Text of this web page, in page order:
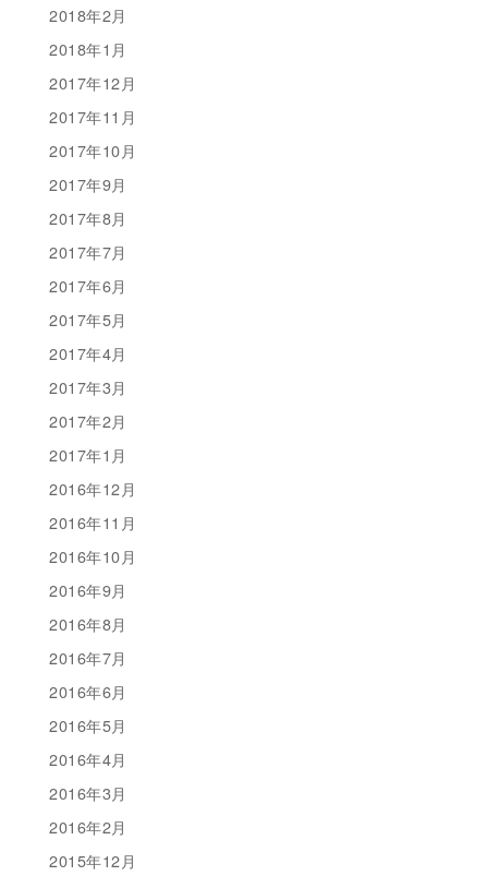
2018年2月
2018年1月
2017年12月
2017年11月
2017年10月
2017年9月
2017年8月
2017年7月
2017年6月
2017年5月
2017年4月
2017年3月
2017年2月
2017年1月
2016年12月
2016年11月
2016年10月
2016年9月
2016年8月
2016年7月
2016年6月
2016年5月
2016年4月
2016年3月
2016年2月
2015年12月